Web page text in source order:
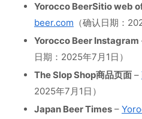
Yorocco BeerSitio web
beer.com （确认日期：
Yorocco Beer Instagram
日期：2025年7月1日）
The Slop Shop商品页面 –
2025年7月1日）
Japan Beer Times –